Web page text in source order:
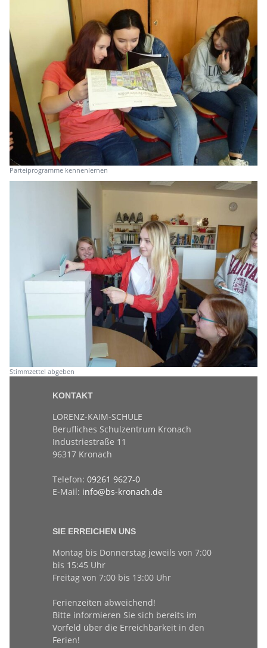
Parteiprogramme kennenlernen
Stimmzettel abgeben
KONTAKT
LORENZ-KAIM-SCHULE
Berufliches Schulzentrum Kronach
Industriestraße 11
96317 Kronach
Telefon: 09261 9627-0
E-Mail: info@bs-kronach.de
SIE ERREICHEN UNS
Montag bis Donnerstag jeweils von 7:00
bis 15:45 Uhr
Freitag von 7:00 bis 13:00 Uhr
Ferienzeiten abweichend!
Bitte informieren Sie sich bereits im
Vorfeld über die Erreichbarkeit in den
Ferien!